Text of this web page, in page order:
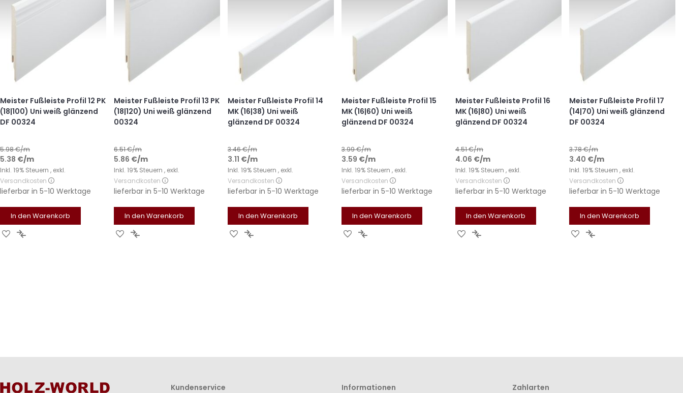
Meister Fußleiste Profil 12 PK
(18|100) Uni weiß glänzend
DF 00324
5.98€/m
5.38 €/m
Inkl. 19% Steuern , exkl.
Versandkosten
lieferbar in 5-10 Werktage
In den Warenkorb
Zur Zur
Meister Fußleiste Profil 13 PK
(18|120) Uni weiß glänzend
00324
6.51€/m
5.86 €/m
Inkl. 19% Steuern , exkl.
Versandkosten
lieferbar in 5-10 Werktage
In den Warenkorb
Zur Zur
Meister Fußleiste Profil 14
MK (16|38) Uni weiß
glänzend DF 00324
3.46€/m
3.11 €/m
Inkl. 19% Steuern , exkl.
Versandkosten
lieferbar in 5-10 Werktage
In den Warenkorb
Zur Zur
Meister Fußleiste Profil 15
MK (16|60) Uni weiß
glänzend DF 00324
3.99€/m
3.59 €/m
Inkl. 19% Steuern , exkl.
Versandkosten
lieferbar in 5-10 Werktage
In den Warenkorb
Zur Zur
Meister Fußleiste Profil 16
MK (16|80) Uni weiß
glänzend DF 00324
4.51€/m
4.06 €/m
Inkl. 19% Steuern , exkl.
Versandkosten
lieferbar in 5-10 Werktage
In den Warenkorb
Zur Zur
Meister Fußleiste Profil 17
(14|70) Uni weiß glänzend
DF 00324
3.78€/m
3.40 €/m
Inkl. 19% Steuern , exkl.
Versandkosten
lieferbar in 5-10 Werktage
In den Warenkorb
Zur Zur
Kundenservice Informationen Zahlarten